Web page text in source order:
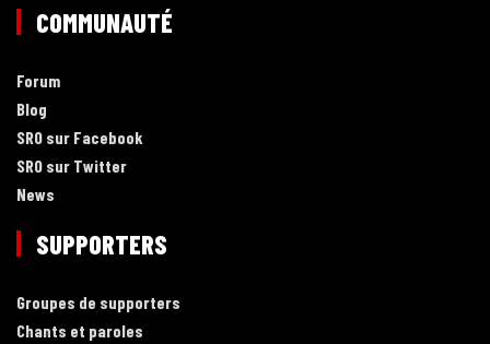
COMMUNAUTÉ
Forum
Blog
SRO sur Facebook
SRO sur Twitter
News
SUPPORTERS
Groupes de supporters
Chants et paroles